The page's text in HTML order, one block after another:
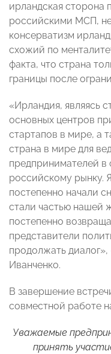
ирландская сторона
российскими МСП,
консерватизм
схожий по
факта, что страна
границы после
«Ирландия, являясь
основных центров
стартапов в мире, а
страна в мире для
предпринимателей в
российскому рынку.
постепенно начали
стали частью нашей
постепенно
представители
продолжать
Иванченко.
В завершение
совместной работе
Уважаемые
принять